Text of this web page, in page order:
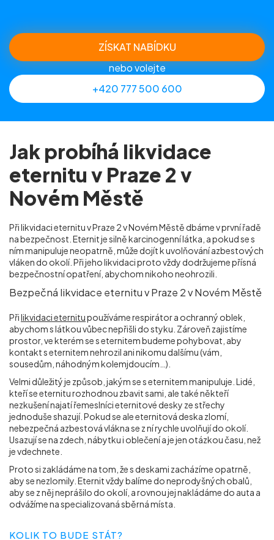
ZÍSKAT NABÍDKU
nebo volejte
+420 777 500 600
Jak probíhá likvidace
eternitu v Praze 2 v
Novém Městě
Při likvidaci eternitu v Praze 2 v Novém Městě dbáme v první řadě
na bezpečnost. Eternit je silně karcinogenní látka, a pokud se s
ním manipuluje neopatrně, může dojít k uvolňování azbestových
vláken do okolí. Při jeho likvidaci proto vždy dodržujeme přísná
bezpečnostní opatření, abychom nikoho neohrozili.
Bezpečná likvidace eternitu v Praze 2 v Novém Městě
Přilikvidaci eternitupoužíváme respirátor a ochranný oblek,
abychom s látkou vůbec nepřišli do styku. Zároveň zajistíme
prostor, ve kterém se s eternitem budeme pohybovat, aby
kontakt s eternitem nehrozil ani nikomu dalšímu (vám,
sousedům, náhodným kolemjdoucím…).
Velmi důležitý je způsob, jakým se s eternitem manipuluje. Lidé,
kteří se eternitu rozhodnou zbavit sami, ale také někteří
nezkušení najatí řemeslníci eternitové desky ze střechy
jednoduše shazují. Pokud se ale eternitová deska zlomí,
nebezpečná azbestová vlákna se z ní rychle uvolňují do okolí.
Usazují se na zdech, nábytku i oblečení a je jen otázkou času, než
je vdechnete.
Proto si zakládáme na tom, že s deskami zacházíme opatrně,
aby se nezlomily. Eternit vždy balíme do neprodyšných obalů,
aby se z něj neprášilo do okolí, a rovnou jej nakládáme do auta a
odvážíme na specializovaná sběrná místa.
KOLIK TO BUDE STÁT?